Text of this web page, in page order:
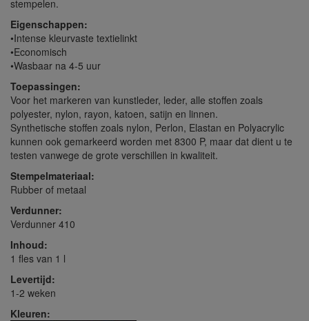
stempelen.
Eigenschappen:
•Intense kleurvaste textielinkt
•Economisch
•Wasbaar na 4-5 uur
Toepassingen:
Voor het markeren van kunstleder, leder, alle stoffen zoals
polyester, nylon, rayon, katoen, satijn en linnen.
Synthetische stoffen zoals nylon, Perlon, Elastan en Polyacrylic
kunnen ook gemarkeerd worden met 8300 P, maar dat dient u te
testen vanwege de grote verschillen in kwaliteit.
Stempelmateriaal:
Rubber of metaal
Verdunner:
Verdunner 410
Inhoud:
1 fles van 1 l
Levertijd:
1-2 weken
Kleuren: